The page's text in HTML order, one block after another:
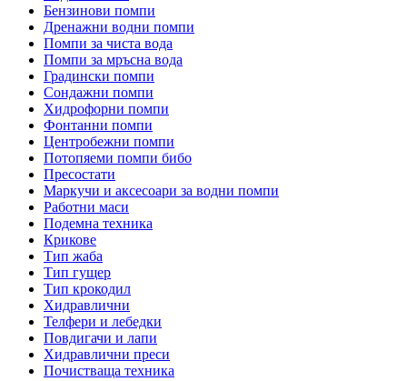
Бензинови помпи
Дренажни водни помпи
Помпи за чиста вода
Помпи за мръсна вода
Градински помпи
Сондажни помпи
Хидрофорни помпи
Фонтанни помпи
Центробежни помпи
Потопяеми помпи бибо
Пресостати
Маркучи и аксесоари за водни помпи
Работни маси
Подемна техника
Крикове
Тип жаба
Тип гущер
Тип крокодил
Хидравлични
Телфери и лебедки
Повдигачи и лапи
Хидравлични преси
Почистваща техника